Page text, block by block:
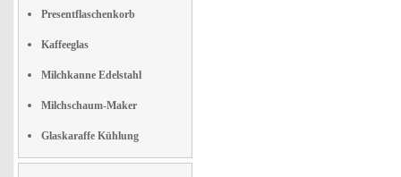
Presentflaschenkorb
Kaffeeglas
Milchkanne Edelstahl
Milchschaum-Maker
Glaskaraffe Kühlung